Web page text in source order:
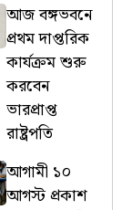
আজ বঙ্গভবনে
প্রথম দাপ্তরিক
কার্যক্রম শুরু
করবেন
ভারপ্রাপ্ত
রাষ্ট্রপতি
আগামী ১০
আগস্ট প্রকাশ